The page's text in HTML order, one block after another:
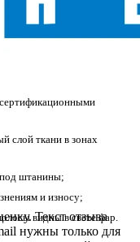
и монтаж
слой ткани в зонах
штанины;
и износу;
видны в свете фар.
Текст отзыва
нужны только для